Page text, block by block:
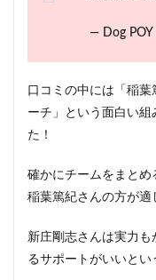
— Dog POY
口コミの中には「稲
ーチ」という面白い
た！
確かにチームをまとめ
稲葉篤紀さんの方が適
新庄剛志さんは実力
るサポートがいいとい